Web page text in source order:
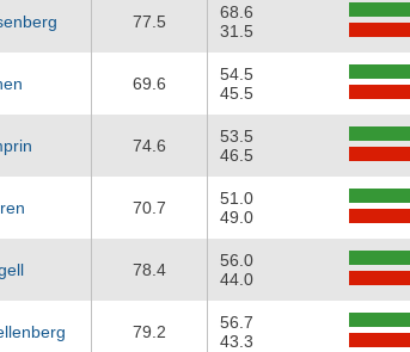
77.5
68.6
31.5
69.6
54.5
45.5
74.6
53.5
46.5
70.7
51.0
49.0
78.4
56.0
44.0
79.2
56.7
43.3